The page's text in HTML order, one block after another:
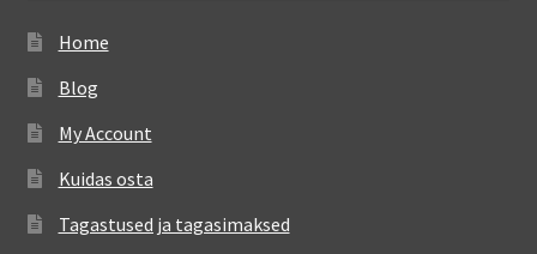
Home
Blog
My Account
Kuidas osta
Tagastused ja tagasimaksed